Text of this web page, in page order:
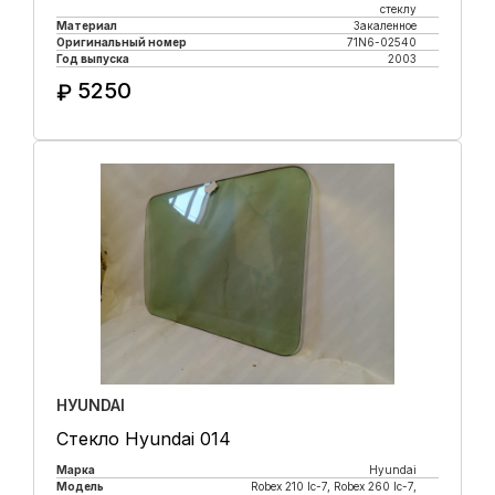
стеклу
Материал
Закаленное
Оригинальный номер
71N6-02540
Год выпуска
2003
₽ 5250
HУUNDAI
Стекло Hyundai 014
Марка
Hyundai
Модель
Robex 210 lc-7, Robex 260 lc-7,